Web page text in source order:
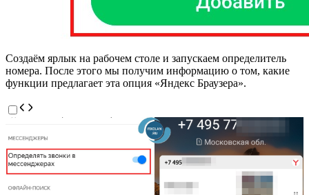
Создаём ярлык на рабочем столе и запускаем определитель
номера. После этого мы получим информацию о том, какие
функции предлагает эта опция «Яндекс Браузера».